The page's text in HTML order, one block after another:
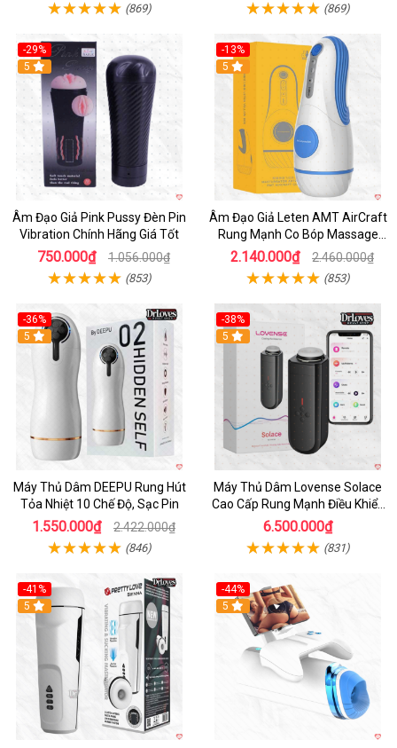
(869) (869)
-29%
5
Âm Đạo Giả Pink Pussy Đèn Pin
Vibration Chính Hãng Giá Tốt
750.000₫ 1.056.000₫
(853)
-13%
5
Âm Đạo Giả Leten AMT AirCraft
Rung Mạnh Co Bóp Massage
Êm Ái
2.140.000₫ 2.460.000₫
(853)
-36%
Hot
5
Máy Thủ Dâm DEEPU Rung Hút
Tỏa Nhiệt 10 Chế Độ, Sạc Pin
1.550.000₫ 2.422.000₫
(846)
-38%
Hot
5
Máy Thủ Dâm Lovense Solace
Cao Cấp Rung Mạnh Điều Khiển
App
6.500.000₫
(831)
-41%
Hot
5
-44%
Hot
5